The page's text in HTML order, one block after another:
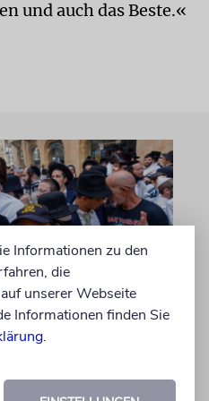
und auch das Beste.«
Säkularen in
Informationen zu den
die
unserer Webseite
Informationen finden Sie
.